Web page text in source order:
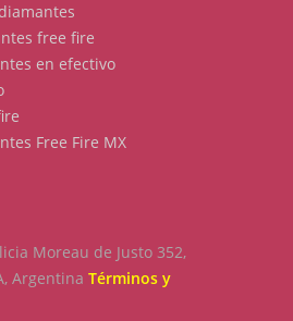
free fire
en efectivo
Free Fire MX
Moreau de Justo 352,
Argentina Términos y